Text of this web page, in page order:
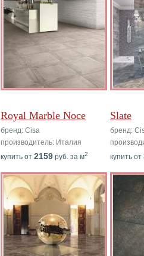
Royal Marble Noce
бренд: Cisa
производитель: Италия
купить от 2159 руб. за м2
Slate
бренд:
купить от